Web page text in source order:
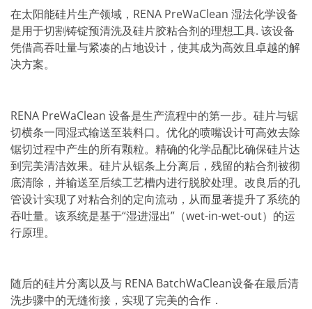
电镀
晶圆干燥
化学品输送系统
绿色能源
Wafer Batch
链式电池
医疗技术
医疗设备
护眼
玻璃
Through glass vias (TGV)
玻璃晶片加工
激光与蚀刻
定制解决方案
卷到卷
服务组合
备件服务
设备升级
在太阳能硅片生产领域，RENA PreWaClean 湿法化学设备
是用于切割铸锭预清洗及硅片胶粘合剂的理想工具. 该设备
凭借高吞吐量与紧凑的占地设计，使其成为高效且卓越的解
决方案。
RENA PreWaClean 设备是生产流程中的第一步。硅片与锯
切横条一同湿式输送至装料口。优化的喷嘴设计可高效去除
锯切过程中产生的所有颗粒。精确的化学品配比确保硅片达
到完美清洁效果。硅片从锯条上分离后，残留的粘合剂被彻
底清除，并输送至后续工艺槽内进行脱胶处理。改良后的孔
管设计实现了对粘合剂的定向流动，从而显著提升了系统的
吞吐量。该系统是基于“湿进湿出”（wet-in-wet-out）的运
行原理。
随后的硅片分离以及与 RENA BatchWaClean设备在最后清
洗步骤中的无缝衔接，实现了完美的合作．